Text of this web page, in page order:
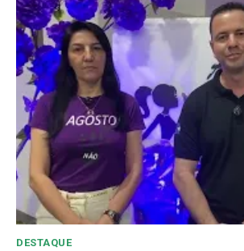
DESTAQUE